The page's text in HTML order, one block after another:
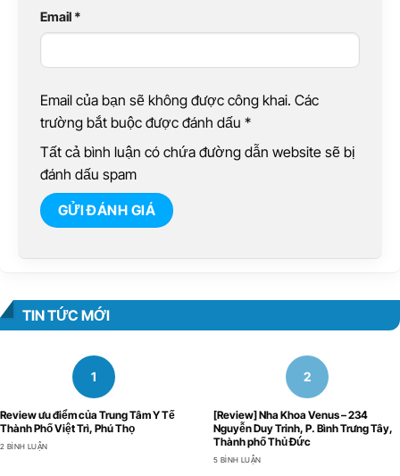
Email *
Email của bạn sẽ không được công khai. Các
trường bắt buộc được đánh dấu *
Tất cả bình luận có chứa đường dẫn website sẽ bị
đánh dấu spam
TIN TỨC MỚI
Review ưu điểm của Trung Tâm Y Tế
Thành Phố Việt Trì, Phú Thọ
2 BÌNH LUẬN
[Review] Nha Khoa Venus – 234
Nguyễn Duy Trinh, P. Bình Trưng Tây,
Thành phố Thủ Đức
5 BÌNH LUẬN